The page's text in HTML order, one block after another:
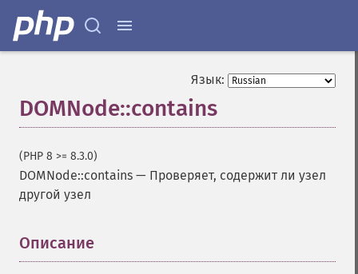
Язык:
DOMNode::contains
(PHP 8 >= 8.3.0)
DOMNode::contains — Проверяет, содержит ли узел
другой узел
Описание